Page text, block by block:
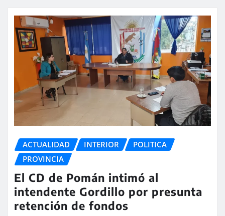
ACTUALIDAD INTERIOR
POLITICA
PROVINCIA
El CD de Pomán intimó al
intendente Gordillo por presunta
retención de fondos